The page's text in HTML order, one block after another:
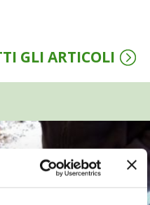
CON LA NATURA
FIERA
GLI ARTICOLI